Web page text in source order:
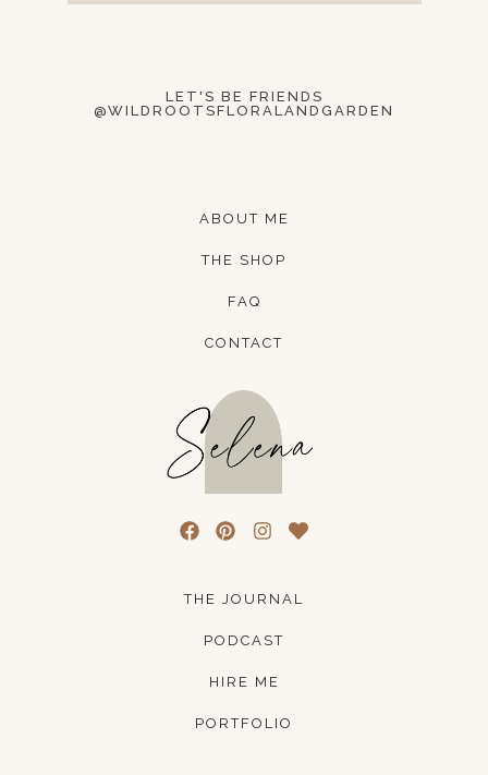
LET'S BE FRIENDS
@WILDROOTSFLORALANDGARDEN
ABOUT ME
THE SHOP
FAQ
CONTACT
THE JOURNAL
PODCAST
HIRE ME
PORTFOLIO